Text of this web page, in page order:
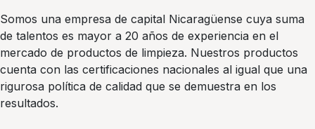
Somos una empresa de capital Nicaragüense cuya suma
de talentos es mayor a 20 años de experiencia en el
mercado de productos de limpieza. Nuestros productos
cuenta con las certificaciones nacionales al igual que una
rigurosa política de calidad que se demuestra en los
resultados.